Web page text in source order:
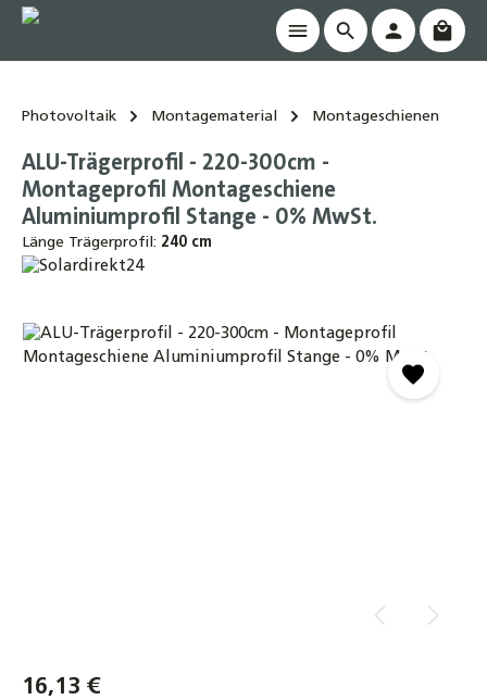
springen
Photovoltaik Montagematerial Montageschienen
ALU-Trägerprofil - 220-300cm -
Montageprofil Montageschiene
Aluminiumprofil Stange - 0% MwSt.
Länge Trägerprofil: 240 cm
Bildergalerie überspringen
16,13 €